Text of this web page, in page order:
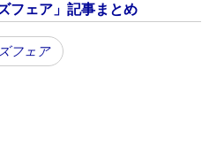
フェア」記事まとめ
フェア